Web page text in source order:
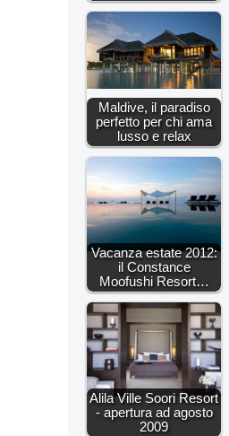
Maldive, il paradiso
perfetto per chi ama
lusso e relax
Vacanza estate 2012:
il Constance
Moofushi Resort…
Alila Ville Soori Resort
- apertura ad agosto
2009